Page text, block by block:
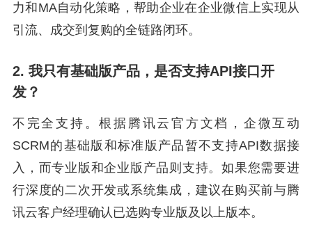
力和MA自动化策略，帮助企业在企业微信上实现从
引流、成交到复购的全链路闭环。
2. 我只有基础版产品，是否支持API接口开
发？
不完全支持。根据腾讯云官方文档，企微互动
SCRM的基础版和标准版产品暂不支持API数据接
入，而专业版和企业版产品则支持。如果您需要进
行深度的二次开发或系统集成，建议在购买前与腾
讯云客户经理确认已选购专业版及以上版本。